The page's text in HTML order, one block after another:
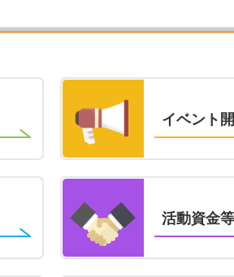
イベント
活動資金